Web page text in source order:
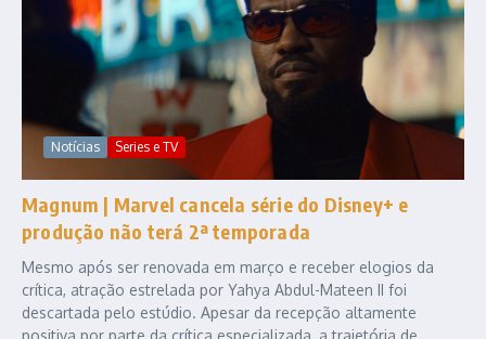
Notícias Series e TV
Magnum | Marvel cancela série do Disney+ e
produção não terá 2ª temporada
Mesmo após ser renovada em março e receber elogios da
crítica, atração estrelada por Yahya Abdul-Mateen II foi
descartada pelo estúdio. Apesar da recepção altamente